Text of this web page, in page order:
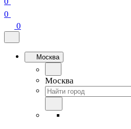
0
0
Москва
Москва